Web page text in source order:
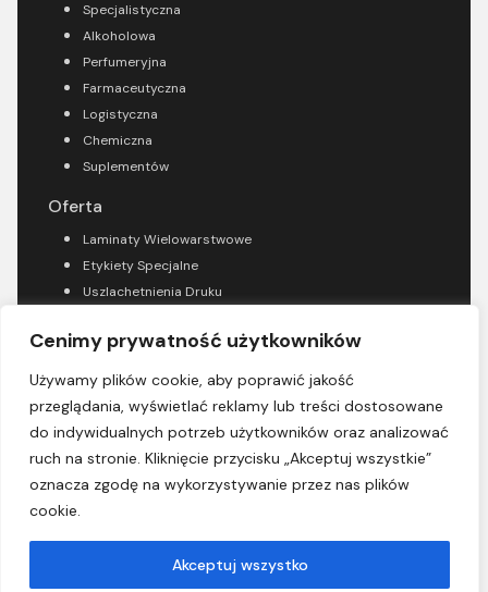
Cenimy prywatność użytkowników
Używamy plików cookie, aby poprawić jakość
przeglądania, wyświetlać reklamy lub treści dostosowane
do indywidualnych potrzeb użytkowników oraz analizować
ruch na stronie. Kliknięcie przycisku „Akceptuj wszystkie”
oznacza zgodę na wykorzystywanie przez nas plików
cookie.
Akceptuj wszystko
Specjalistyczna
Alkoholowa
Perfumeryjna
Farmaceutyczna
Logistyczna
Chemiczna
Suplementów
Oferta
Laminaty Wielowarstwowe
Etykiety Specjalne
Uszlachetnienia Druku
Etykiety Samoprzylepne
O firmie
Strona Główna
O Firmie
Strefa klienta
Technologie